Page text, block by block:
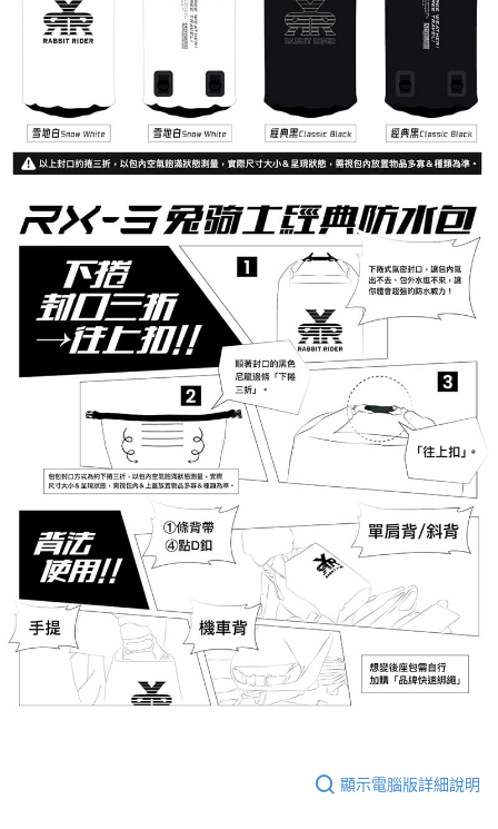
顯示電腦版詳細說明